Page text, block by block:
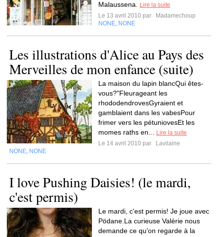
Malaussena.
Lire la suite
Le 13 avril 2010 par
Madamechoup
NONE NONE
Les illustrations d'Alice au Pays des
Merveilles de mon enfance (suite)
La maison du lapin blancQui êtes-
vous?"Fleurageant les
rhododendrovesGyraient et
gamblaient dans les vabesPour
frimer vers les pétuniovesEt les
momes raths en...
Lire la suite
Le 14 avril 2010 par
Lavilaine
NONE NONE
I love Pushing Daisies! (le mardi,
c'est permis)
Le mardi, c'est permis! Je joue avec
Pödane.La curieuse Valérie nous
demande ce qu'on regarde à la